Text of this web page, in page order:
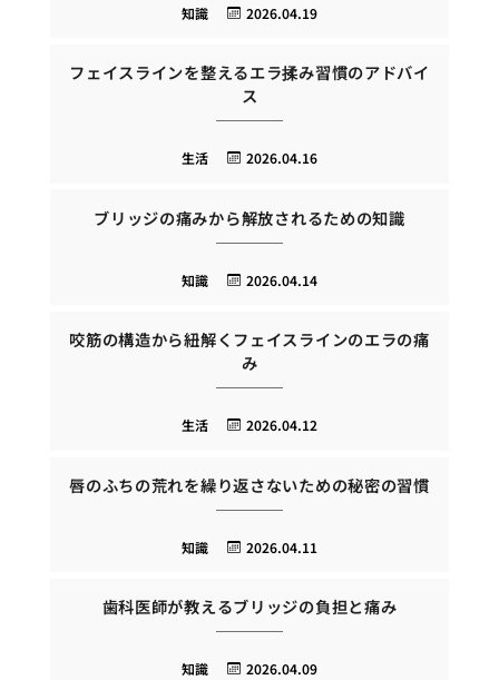
2026.04.19
知識
フェイスラインを整えるエラ揉み習慣のアドバイ
ス
2026.04.16
生活
ブリッジの痛みから解放されるための知識
2026.04.14
知識
咬筋の構造から紐解くフェイスラインのエラの痛
み
2026.04.12
生活
唇のふちの荒れを繰り返さないための秘密の習慣
2026.04.11
知識
歯科医師が教えるブリッジの負担と痛み
2026.04.09
知識